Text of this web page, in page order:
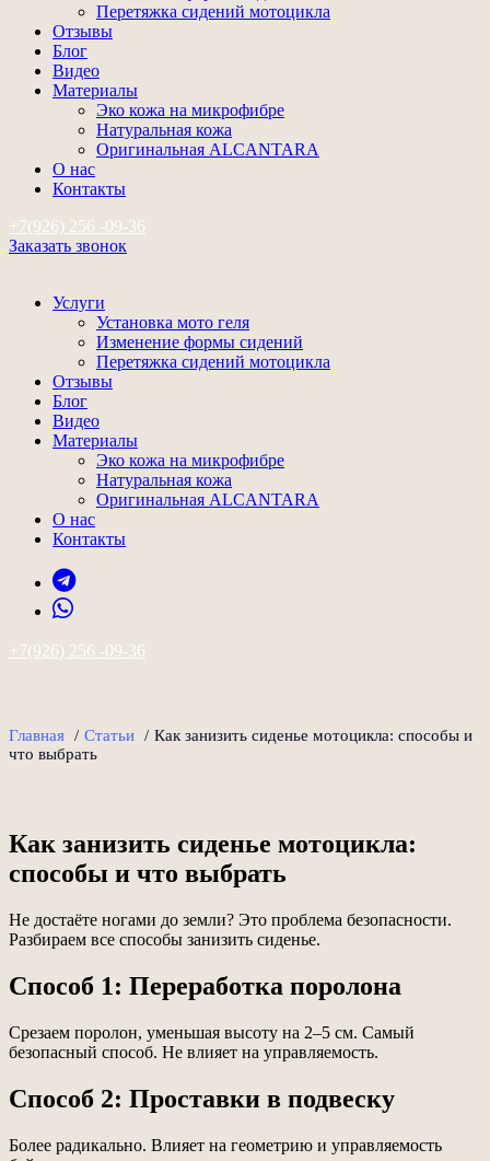
Перетяжка сидений мотоцикла
Отзывы
Блог
Видео
Материалы
Эко кожа на микрофибре
Натуральная кожа
Оригинальная ALCANTARA
О нас
Контакты
+7(926) 256 -09-36
Заказать звонок
Услуги
Установка мото геля
Изменение формы сидений
Перетяжка сидений мотоцикла
Отзывы
Блог
Видео
Материалы
Эко кожа на микрофибре
Натуральная кожа
Оригинальная ALCANTARA
О нас
Контакты
+7(926) 256 -09-36
Главная / Статьи / Как занизить сиденье мотоцикла: способы и
что выбрать
Как занизить сиденье мотоцикла:
способы и что выбрать
Не достаёте ногами до земли? Это проблема безопасности.
Разбираем все способы занизить сиденье.
Способ 1: Переработка поролона
Срезаем поролон, уменьшая высоту на 2–5 см. Самый
безопасный способ. Не влияет на управляемость.
Способ 2: Проставки в подвеску
Более радикально. Влияет на геометрию и управляемость